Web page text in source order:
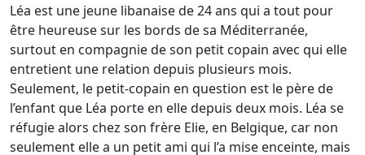
Léa est une jeune libanaise de 24 ans qui a tout pour
être heureuse sur les bords de sa Méditerranée,
surtout en compagnie de son petit copain avec qui elle
entretient une relation depuis plusieurs mois.
Seulement, le petit-copain en question est le père de
l’enfant que Léa porte en elle depuis deux mois. Léa se
réfugie alors chez son frère Elie, en Belgique, car non
seulement elle a un petit ami qui l’a mise enceinte, mais